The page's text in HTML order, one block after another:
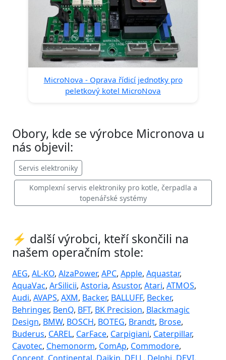
MicroNova - Oprava řídicí jednotky pro
peletkový kotel MicroNova
Obory, kde se výrobce Micronova u
nás objevil:
Servis elektroniky
Komplexní servis elektroniky pro kotle, čerpadla a
topenářské systémy
⚡ další výrobci, kteří skončili na
našem operačním stole:
AEG, AL-KO, AlzaPower, APC, Apple, Aquastar,
AquaVac, ArSilicii, Astoria, Asustor, Atari, ATMOS,
Audi, AVAPS, AXM, Backer, BALLUFF, Becker,
Behringer, BenQ, BFT, BK Precision, Blackmagic
Design, BMW, BOSCH, BOTEG, Brandt, Brose,
Buderus, CAREL, CarFace, Carpigiani, Caterpillar,
Cavotec, Chemonorm, ComAp, Commodore,
Concept, Continental, Daikin, DELL, Delphi, DEVI,